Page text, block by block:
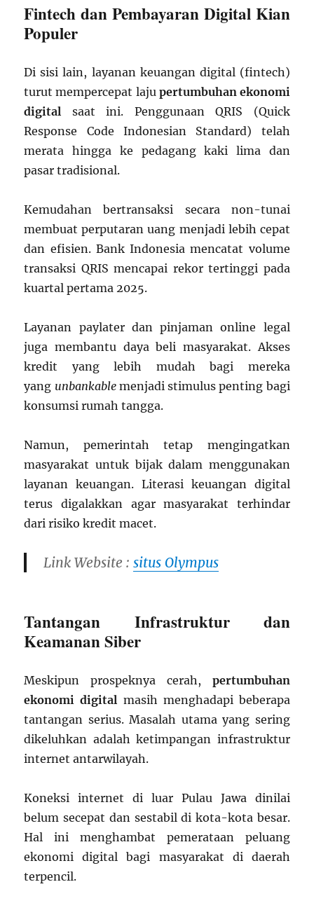
Fintech dan Pembayaran Digital Kian
Populer
Di sisi lain, layanan keuangan digital (fintech)
turut mempercepat laju pertumbuhan ekonomi
digital saat ini. Penggunaan QRIS (Quick
Response Code Indonesian Standard) telah
merata hingga ke pedagang kaki lima dan
pasar tradisional.
Kemudahan bertransaksi secara non-tunai
membuat perputaran uang menjadi lebih cepat
dan efisien. Bank Indonesia mencatat volume
transaksi QRIS mencapai rekor tertinggi pada
kuartal pertama 2025.
Layanan paylater dan pinjaman online legal
juga membantu daya beli masyarakat. Akses
kredit yang lebih mudah bagi mereka
yang unbankablemenjadi stimulus penting bagi
konsumsi rumah tangga.
Namun, pemerintah tetap mengingatkan
masyarakat untuk bijak dalam menggunakan
layanan keuangan. Literasi keuangan digital
terus digalakkan agar masyarakat terhindar
dari risiko kredit macet.
Link Website :situs Olympus
Tantangan Infrastruktur dan
Keamanan Siber
Meskipun prospeknya cerah, pertumbuhan
ekonomi digital masih menghadapi beberapa
tantangan serius. Masalah utama yang sering
dikeluhkan adalah ketimpangan infrastruktur
internet antarwilayah.
Koneksi internet di luar Pulau Jawa dinilai
belum secepat dan sestabil di kota-kota besar.
Hal ini menghambat pemerataan peluang
ekonomi digital bagi masyarakat di daerah
terpencil.